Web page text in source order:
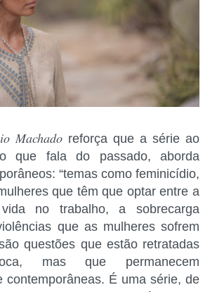
Machado reforça que a série ao
que fala do passado, aborda
“temas como feminicídio,
que têm que optar entre a
no trabalho, a sobrecarga
que as mulheres sofrem
questões que estão retratadas
mas que permanecem
contemporâneas. É uma série, de